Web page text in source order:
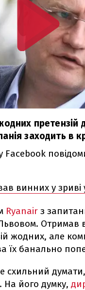
претензій
заходить в
Facebook
винних у зриві
Ryanair з
Отримав
жодних, але
їх банально
схильний
На його думку,